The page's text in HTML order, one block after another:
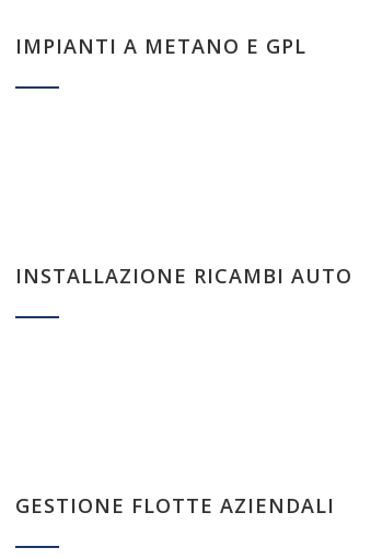
IMPIANTI A METANO E GPL
INSTALLAZIONE RICAMBI AUTO
GESTIONE FLOTTE AZIENDALI